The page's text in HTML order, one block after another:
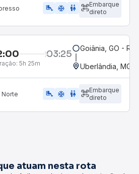
airline_seat_legroom_extra ac_unit wc
Embarque
direto
03:25
5h 25m
Goiânia, GO -
Uberlândia, MG -
Norte airline_seat_legroom_extra ac_unit wc
Embarque
direto
atuam nesta rota